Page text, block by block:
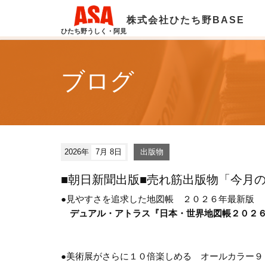
ひたち野うしく・阿見
株式会社ひたち野BASE
ブログ
2026年 7月 8日 出版物
■朝日新聞出版■売れ筋出版物「今月
●見やすさを追求した地図帳 ２０２６年最新版
デュアル・アトラス『日本・世界地図帳２０２
●美術展がさらに１０倍楽しめる オールカラー９